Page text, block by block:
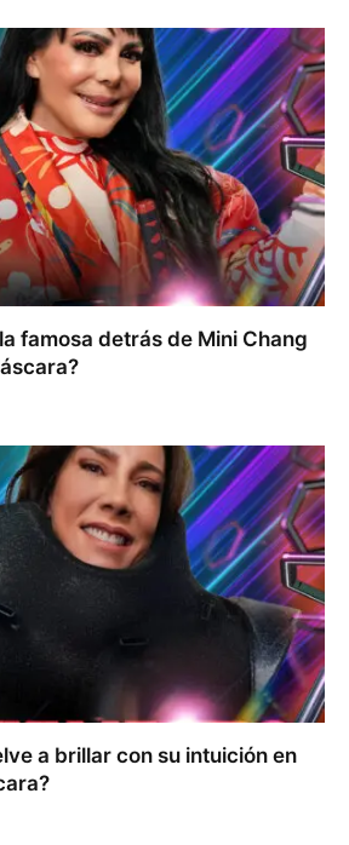
famosa detrás de Mini Chang
a brillar con su intuición en